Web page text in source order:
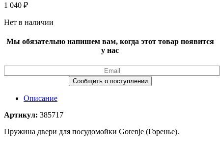
1 040 ₽
Нет в наличии
Мы обязательно напишем вам, когда этот товар появится
у нас
Описание
Артикул: 385717
Пружина двери для посудомойки Gorenje (Горенье).